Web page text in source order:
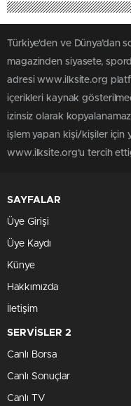
Türkiye'den ve Dünya’dan
magazinden siyasete,
adresi www.ilksite.org
içerikleri kaynak
izinsiz olarak
işlem yapan kişi/kişiler için
www.ilksite.org'u tercih
SAYFALAR
Üye Girişi
Üye Kaydı
Künye
Hakkımızda
İletişim
SERVİSLER 2
Canlı Borsa
Canlı Sonuçlar
Canlı TV